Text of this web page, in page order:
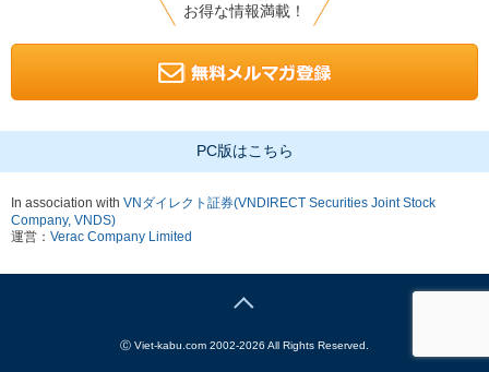
お得な情報満載！
PC版はこちら
In association with VNダイレクト証券(VNDIRECT Securities Joint Stock
Company, VNDS)
運営： Verac Company Limited
Ⓒ Viet-kabu.com 2002-2026 All Rights Reserved.